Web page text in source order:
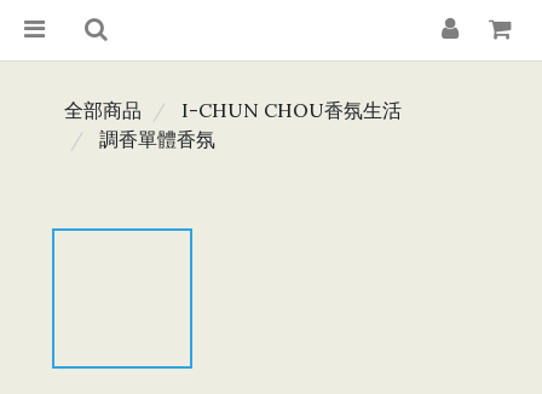
全部商品
I-CHUN CHOU香氛生活
調香單體香氛